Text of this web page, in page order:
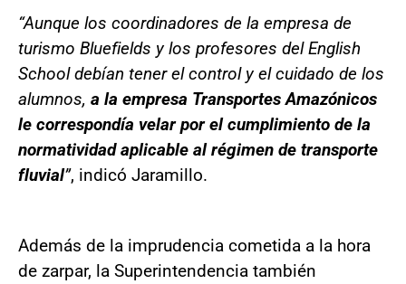
“Aunque los coordinadores de la empresa de
turismo Bluefields y los profesores del English
School debían tener el control y el cuidado de los
alumnos, a la empresa Transportes Amazónicos
le correspondía velar por el cumplimiento de la
normatividad aplicable al régimen de transporte
fluvial”, indicó Jaramillo.
Además de la imprudencia cometida a la hora
de zarpar, la Superintendencia también